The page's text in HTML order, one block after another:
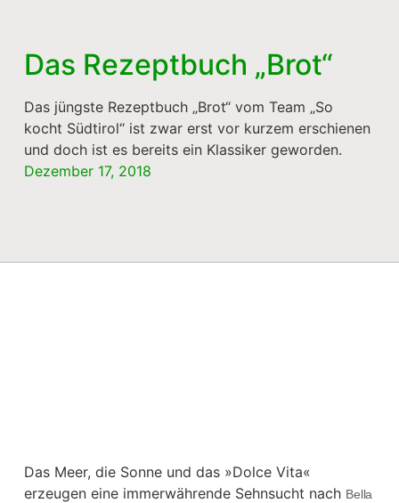
Das Rezeptbuch „Brot“
Das jüngste Rezeptbuch „Brot“ vom Team „So
kocht Südtirol“ ist zwar erst vor kurzem erschienen
und doch ist es bereits ein Klassiker geworden.
Dezember 17, 2018
Das Meer, die Sonne und das »Dolce Vita«
erzeugen eine immerwährende Sehnsucht nach Bella